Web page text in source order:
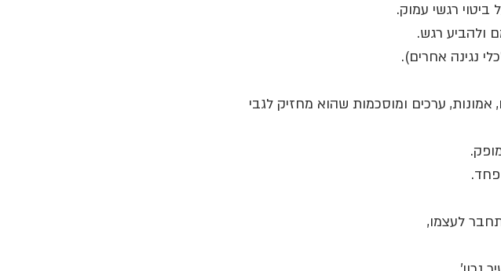
רגשי עמוק.
ולהביע רגש.
נגינה אחרים).
ערכים ומוסכמות שהוא מחזיק לגבי
לעצמו,